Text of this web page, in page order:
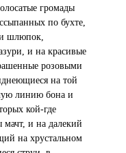
громады
по бухте,
шлюпок,
и на красивые
розовыми
на той
линию бона и
кой-где
мачт, и на далекий
на хрустальном